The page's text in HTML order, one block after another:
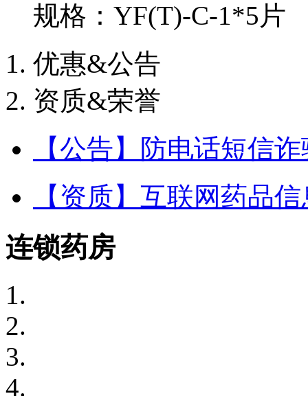
规格：YF(T)-C-1*5片
优惠&公告
资质&荣誉
【公告】防电话短信
【资质】互联网药品
连锁药房